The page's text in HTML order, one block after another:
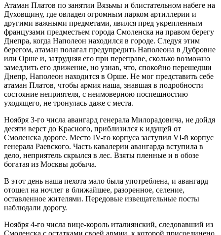
Атаман Платов по занятии Вязьмы и блистательном набеге на
Духовщину, где овладел огромным парком артиллерии и
другими важными предметами, явился пред укрепленным
французами предместьем города Смоленска на правом берегу
Днепра, когда Наполеон находился в городе. Следуя этим
берегом, атаман полагал предупредить Наполеона в Дубровне
или Орше и, затрудняя его при переправе, сколько возможно
замедлить его движение, но узнав, что, спокойно перешедши
Днепр, Наполеон находится в Орше. Не мог представить себе
атаман Платов, чтобы армия наша, знавшая в подробности
состояние неприятеля, с неимоверною поспешностию
уходящего, не тронулась даже с места.
Ноября 3-го числа авангард генерала Милорадовича, не дойдя
десяти верст до Красного, приблизился к идущей от
Смоленска дороге. Место IV-го корпуса заступил VI-й корпус
генерала Раевского. Часть кавалерии авангарда вступила в
дело, неприятель скрылся в лес. Взяты пленные и в обозе
богатая из Москвы добыча.
В этот день наша пехота мало была употреблена, и авангард
отошел на ночлег в ближайшее, разоренное, селение,
оставленное жителями. Передовые извещательные посты
наблюдали дорогу.
Ноября 4-го числа вице-король италиянский, следовавший из
Смоленска с остатками своей армии, к которой присоединено